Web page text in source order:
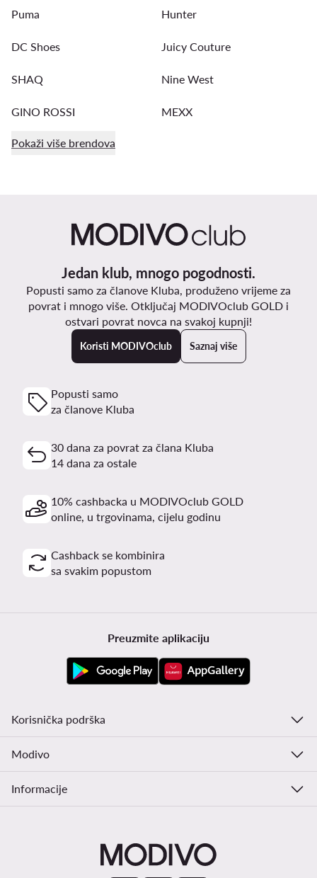
Puma Hunter
DC Shoes Juicy Couture
SHAQ Nine West
GINO ROSSI MEXX
Pokaži više brendova
Jedan klub, mnogo pogodnosti.
Popusti samo za članove Kluba, produženo vrijeme za
povrat i mnogo više. Otključaj MODIVOclub GOLD i
ostvari povrat novca na svakoj kupnji!
Koristi MODIVOclub Saznaj više
Popusti samo
za članove Kluba
30 dana za povrat za člana Kluba
14 dana za ostale
10% cashbacka u MODIVOclub GOLD
online, u trgovinama, cijelu godinu
Cashback se kombinira
sa svakim popustom
Preuzmite aplikaciju
Korisnička podrška
Modivo
Informacije